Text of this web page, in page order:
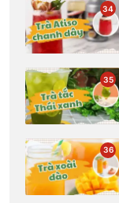
34
35
36